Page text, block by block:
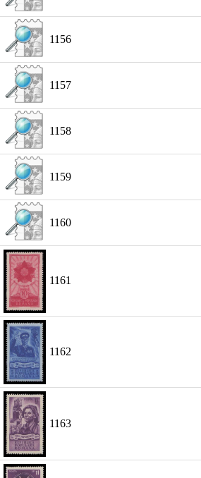
1156
1157
1158
1159
1160
1161
1162
1163